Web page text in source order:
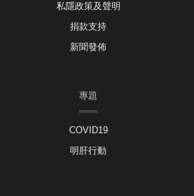
私隱政策及聲明
捐款支持
新聞發佈
專題
COVID19
明肝行動